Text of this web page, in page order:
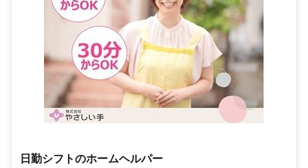
日勤シフトのホームヘルパー